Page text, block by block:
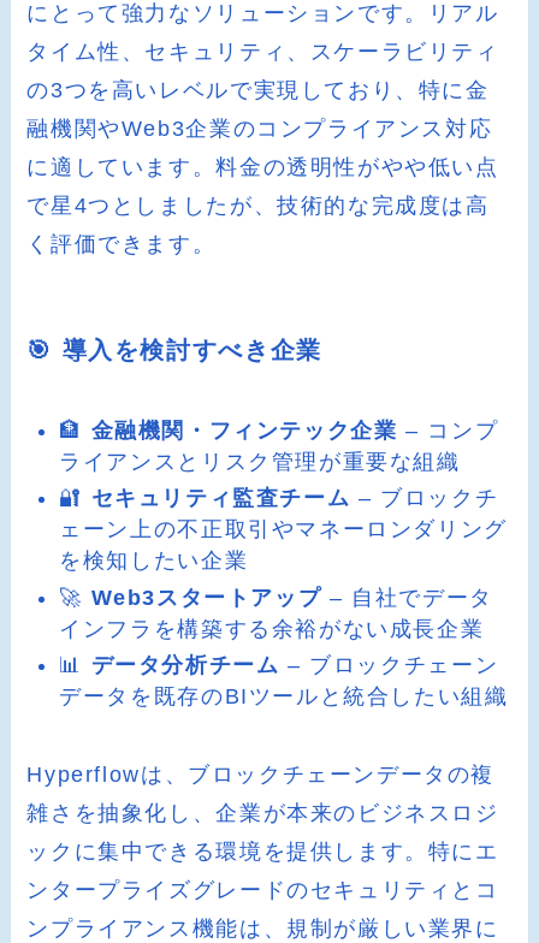
にとって強力なソリューションです。リアル
タイム性、セキュリティ、スケーラビリティ
の3つを高いレベルで実現しており、特に金
融機関やWeb3企業のコンプライアンス対応
に適しています。料金の透明性がやや低い点
で星4つとしましたが、技術的な完成度は高
く評価できます。
🎯 導入を検討すべき企業
🏦 金融機関・フィンテック企業 – コンプ
ライアンスとリスク管理が重要な組織
🔐 セキュリティ監査チーム – ブロックチ
ェーン上の不正取引やマネーロンダリング
を検知したい企業
🚀 Web3スタートアップ– 自社でデータ
インフラを構築する余裕がない成長企業
📊 データ分析チーム – ブロックチェーン
データを既存のBIツールと統合したい組織
Hyperflowは、ブロックチェーンデータの複
雑さを抽象化し、企業が本来のビジネスロジ
ックに集中できる環境を提供します。特にエ
ンタープライズグレードのセキュリティとコ
ンプライアンス機能は、規制が厳しい業界に